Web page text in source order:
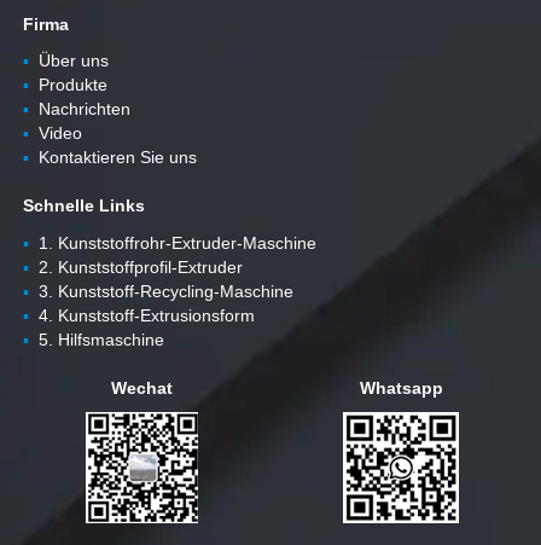
Firma
▪Über uns
▪Produkte
▪Nachrichten
▪Video
▪Kontaktieren Sie uns
Schnelle Links
▪1. Kunststoffrohr-Extruder-Maschine
▪2. Kunststoffprofil-Extruder
▪3. Kunststoff-Recycling-Maschine
▪4. Kunststoff-Extrusionsform
▪5. Hilfsmaschine
Wechat Whatsapp